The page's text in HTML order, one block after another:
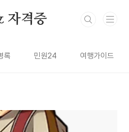
자격증
록 민원24 여행가이드